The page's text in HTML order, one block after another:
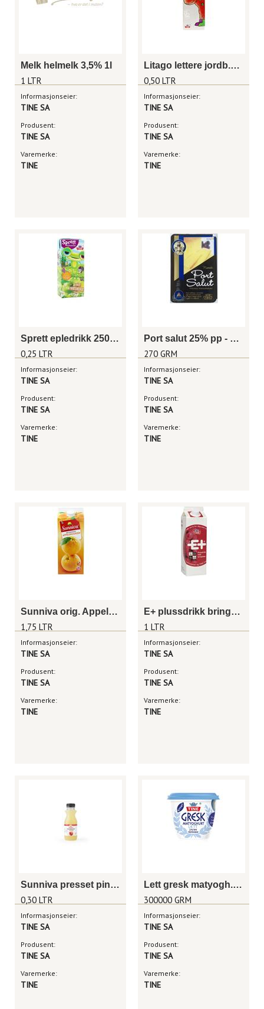
Melk helmelk 3,5% 1l
1 LTR
Informasjonseier:
TINE SA
Produsent:
TINE SA
Varemerke:
TINE
Litago lettere jordb.melk 1/2l
0,50 LTR
Informasjonseier:
TINE SA
Produsent:
TINE SA
Varemerke:
TINE
Sprett epledrikk 250 ml
0,25 LTR
Informasjonseier:
TINE SA
Produsent:
TINE SA
Varemerke:
TINE
Port salut 25% pp - 270 g
270 GRM
Informasjonseier:
TINE SA
Produsent:
TINE SA
Varemerke:
TINE
Sunniva orig. Appelsin 1,75l
1,75 LTR
Informasjonseier:
TINE SA
Produsent:
TINE SA
Varemerke:
TINE
E+ plussdrikk bringebær 1 liter
1 LTR
Informasjonseier:
TINE SA
Produsent:
TINE SA
Varemerke:
TINE
Sunniva presset pink lady 0,3l
0,30 LTR
Informasjonseier:
TINE SA
Produsent:
TINE SA
Varemerke:
TINE
Lett gresk matyogh. 300 g
300000 GRM
Informasjonseier:
TINE SA
Produsent:
TINE SA
Varemerke:
TINE